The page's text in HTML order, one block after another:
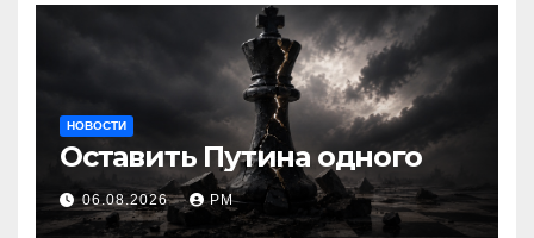
НОВОСТИ
Оставить Путина одного
06.08.2026 РМ